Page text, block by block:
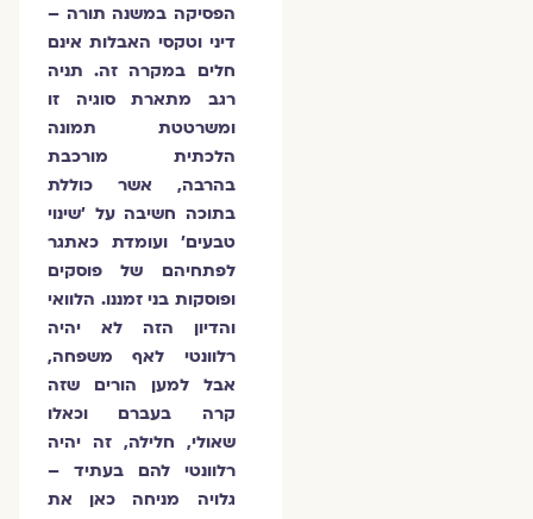
הפסיקה במשנה תורה –
דיני וטקסי האבלות אינם
חלים במקרה זה. תניה
רגב מתארת סוגיה זו
ומשרטטת תמונה
הלכתית מורכבת
בהרבה, אשר כוללת
בתוכה חשיבה על 'שינוי
טבעים' ועומדת כאתגר
לפתחיהם של פוסקים
ופוסקות בני זמננו. הלוואי
והדיון הזה לא יהיה
רלוונטי לאף משפחה,
אבל למען הורים שזה
קרה בעברם וכאלו
שאולי, חלילה, זה יהיה
רלוונטי להם בעתיד –
גלויה מניחה כאן את